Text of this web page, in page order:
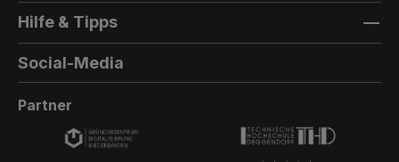
AußenfarbeGeben Sie hier den Namen der
Wunschfarbe an.Hinweis: Falls Sie die Türfarbe
in der selben Farbe wie die Außenwandfarbe
berechnet wird.Die Lieferzeit bei Sonderfarben
Hilfe & Tipps
Social-Media
Partner